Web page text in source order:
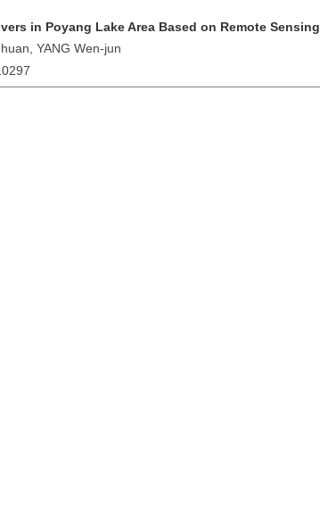
in Poyang Lake Area Based on Remote Sensing
YANG Wen-jun